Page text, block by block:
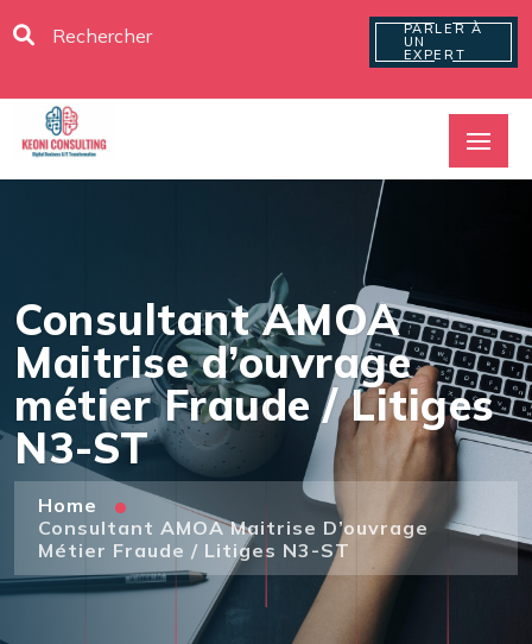
PARLER À
UN
EXPERT
Consultant AMOA
Maitrise d’ouvrage
métier Fraude / Litiges
N3-ST
Home
Consultant AMOA Maitrise D’ouvrage
Métier Fraude / Litiges N3-ST